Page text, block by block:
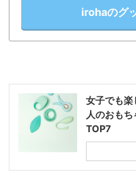
irohaのグ
女子でも楽
人のおも
TOP7